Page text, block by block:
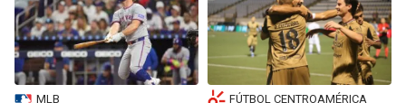
MLB FÚTBOL CENTROAMÉRICA